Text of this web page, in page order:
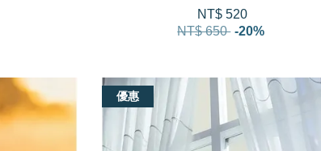
NT$ 520
NT$ 650 -20%
優惠